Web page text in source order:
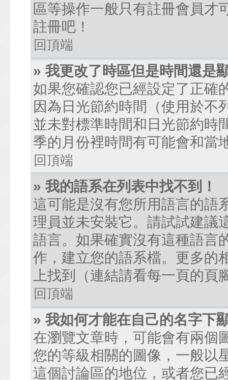
區等操作一般只有註冊會員才
註冊吧！
回頂端
» 我更改了時區但是時間還是
如果您確認您已經設定了正確
因為日光節約時間（使用於不
並未對標準時間和日光節約時
季的月份裡時間有可能會和當
回頂端
» 我的語系在列表中找不到！
這可能是沒有您所用語言的語
理員並未安裝它。請試試建議
語言。如果確實沒有這種語言
作，建立您的語系檔。更多的
上找到（連結請看每一頁的頁
回頂端
» 我如何才能在自己的名字下
在瀏覽文章時，可能會有兩個
您的等級相關的圖像，一般以
這個討論區的地位，或者您已